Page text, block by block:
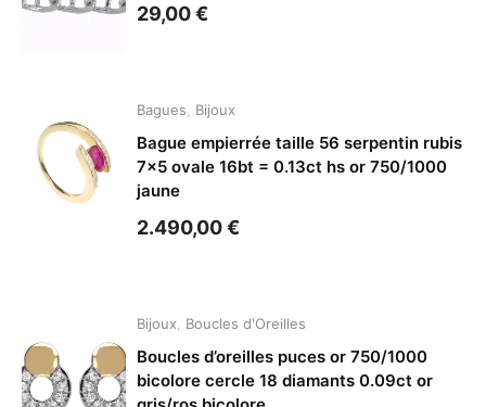
29,00€
Bagues Bijoux
Bague empierrée taille 56 serpentin rubis
7×5 ovale 16bt = 0.13ct hs or 750/1000
jaune
2.490,00€
Bijoux Boucles d'Oreilles
Boucles d’oreilles puces or 750/1000
bicolore cercle 18 diamants 0.09ct or